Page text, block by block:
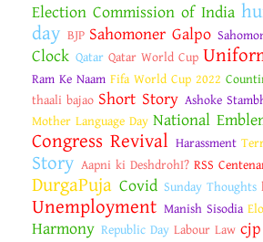
Election Commission of India
day BJP Sahomoner Galpo
Clock Qatar Qatar World Cup
Ram Ke Naam Fifa World Cup 2022
thaali bajao Short Story Ashoke
Mother Language Day National
Congress Revival Harassment
Story Aapni ki DeshdrohI? RSS
DurgaPuja Covid Sunday Thoughts
Unemployment Manish Sisodia
Harmony Republic Day Labour Law cjp